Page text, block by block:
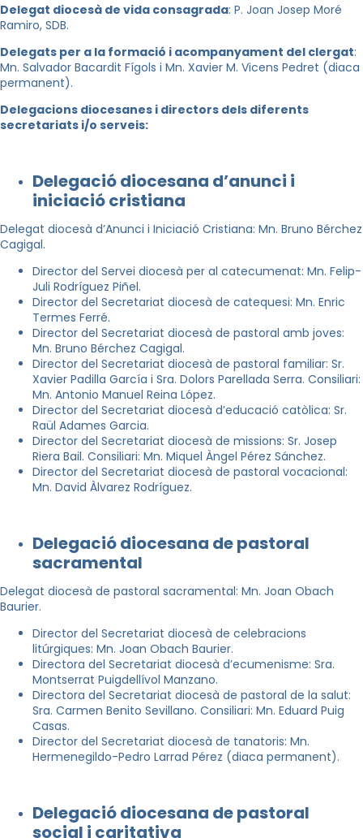
Delegat diocesà de vida consagrada: P. Joan Josep Moré
Ramiro, SDB.
Delegats per a la formació i acompanyament del clergat:
Mn. Salvador Bacardit Fígols i Mn. Xavier M. Vicens Pedret (diaca
permanent).
Delegacions diocesanes i directors dels diferents
secretariats i/o serveis:
Delegació diocesana d’anunci i
iniciació cristiana
Delegat diocesà d’Anunci i Iniciació Cristiana: Mn. Bruno Bérchez
Cagigal.
Director del Servei diocesà per al catecumenat: Mn. Felip-
Juli Rodríguez Piñel.
Director del Secretariat diocesà de catequesi: Mn. Enric
Termes Ferré.
Director del Secretariat diocesà de pastoral amb joves:
Mn. Bruno Bérchez Cagigal.
Director del Secretariat diocesà de pastoral familiar: Sr.
Xavier Padilla García i Sra. Dolors Parellada Serra. Consiliari:
Mn. Antonio Manuel Reina López.
Director del Secretariat diocesà d’educació catòlica: Sr.
Raül Adames Garcia.
Director del Secretariat diocesà de missions: Sr. Josep
Riera Bail. Consiliari: Mn. Miquel Àngel Pérez Sánchez.
Director del Secretariat diocesà de pastoral vocacional:
Mn. David Àlvarez Rodríguez.
Delegació diocesana de pastoral
sacramental
Delegat diocesà de pastoral sacramental: Mn. Joan Obach
Baurier.
Director del Secretariat diocesà de celebracions
litúrgiques: Mn. Joan Obach Baurier.
Directora del Secretariat diocesà d’ecumenisme: Sra.
Montserrat Puigdellívol Manzano.
Directora del Secretariat diocesà de pastoral de la salut:
Sra. Carmen Benito Sevillano. Consiliari: Mn. Eduard Puig
Casas.
Director del Secretariat diocesà de tanatoris: Mn.
Hermenegildo-Pedro Larrad Pérez (diaca permanent).
Delegació diocesana de pastoral
social i caritativa